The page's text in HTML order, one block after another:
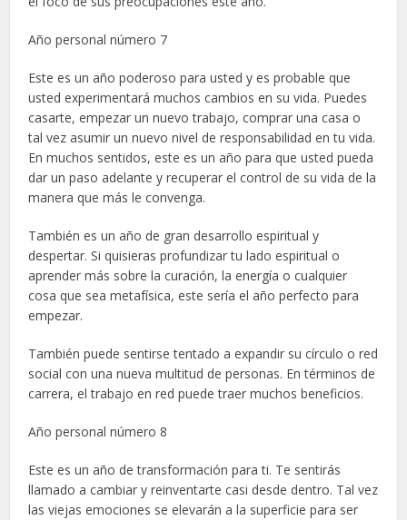
Año personal número 7
Este es un año poderoso para usted y es probable que
usted experimentará muchos cambios en su vida. Puedes
casarte, empezar un nuevo trabajo, comprar una casa o
tal vez asumir un nuevo nivel de responsabilidad en tu vida.
En muchos sentidos, este es un año para que usted pueda
dar un paso adelante y recuperar el control de su vida de la
manera que más le convenga.
También es un año de gran desarrollo espiritual y
despertar. Si quisieras profundizar tu lado espiritual o
aprender más sobre la curación, la energía o cualquier
cosa que sea metafísica, este sería el año perfecto para
empezar.
También puede sentirse tentado a expandir su círculo o red
social con una nueva multitud de personas. En términos de
carrera, el trabajo en red puede traer muchos beneficios.
Año personal número 8
Este es un año de transformación para ti. Te sentirás
llamado a cambiar y reinventarte casi desde dentro. Tal vez
las viejas emociones se elevarán a la superficie para ser